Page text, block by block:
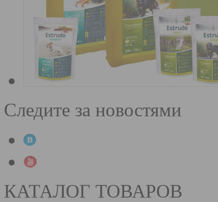
Следите за новостями
КАТАЛОГ ТОВАРОВ